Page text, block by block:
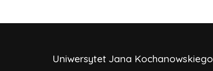
Uniwersytet Jana Kochanowskiego